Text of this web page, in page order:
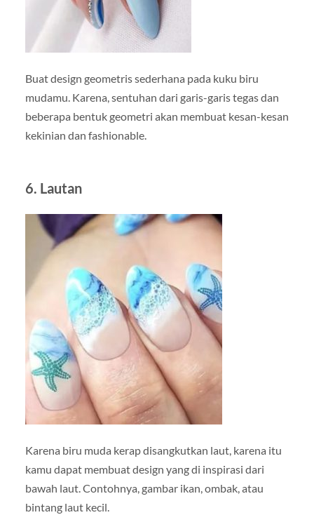
Buat design geometris sederhana pada kuku biru
mudamu. Karena, sentuhan dari garis-garis tegas dan
beberapa bentuk geometri akan membuat kesan-kesan
kekinian dan fashionable.
6. Lautan
Karena biru muda kerap disangkutkan laut, karena itu
kamu dapat membuat design yang di inspirasi dari
bawah laut. Contohnya, gambar ikan, ombak, atau
bintang laut kecil.